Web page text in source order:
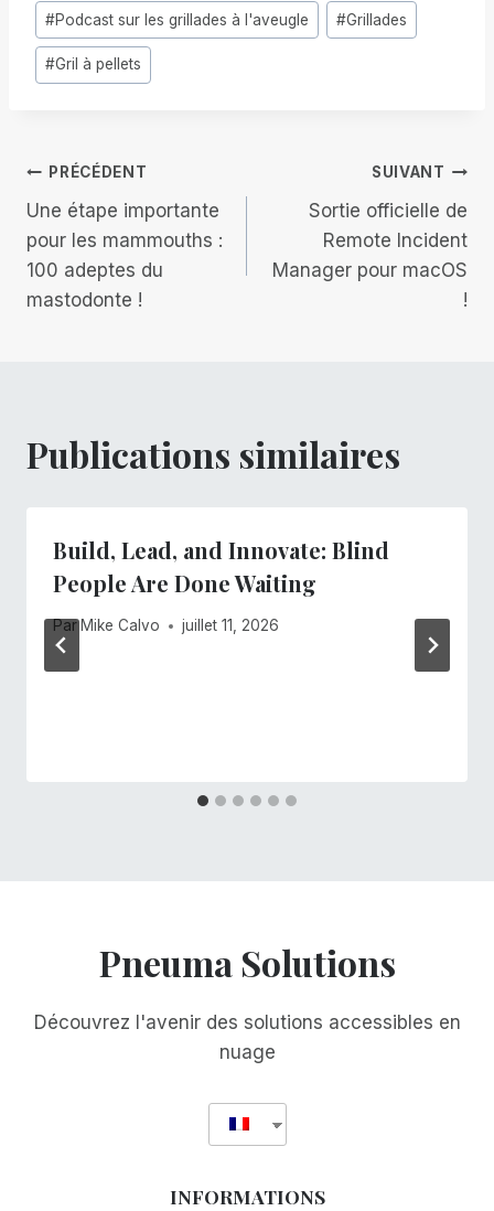
Étiquettes
de
la
#Podcast sur les grillades à l'aveugle #Grillades
#Gril à pellets
Navigation
de
l’article
PRÉCÉDENT
Une étape importante
pour les mammouths :
100 adeptes du
mastodonte !
SUIVANT
Sortie officielle de
Remote Incident
Manager pour macOS
!
Publications similaires
Build, Lead, and Innovate: Blind
People Are Done Waiting
Par Mike Calvo juillet 11, 2026
Pneuma Solutions
Découvrez l'avenir des solutions accessibles en
nuage
INFORMATIONS